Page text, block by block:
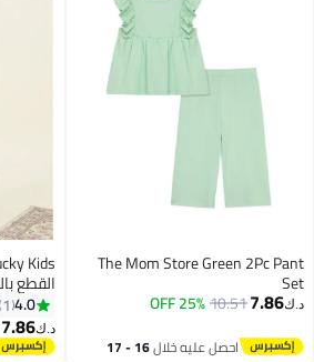
The Mom Store Green 2Pc Pant
Set
د.ك‏7.86
10.51
25% OFF
احصل عليه خلال 16 - 17
القطع
تطريز
ودوبيتا
4.0
1
د.ك‏7.86